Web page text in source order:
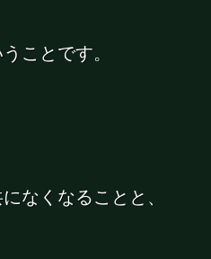
ことです。
なくなることと、